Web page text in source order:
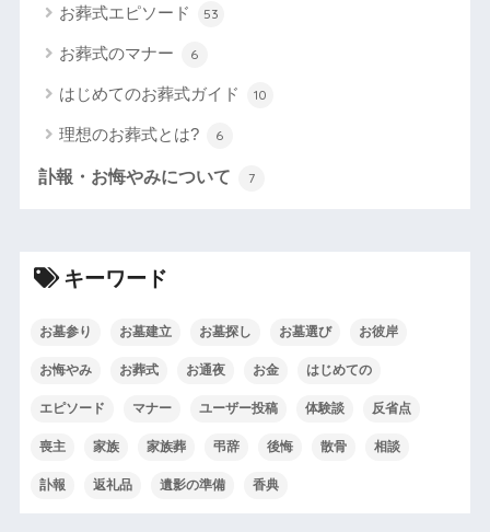
お葬式エピソード 53
お葬式のマナー 6
はじめてのお葬式ガイド 10
理想のお葬式とは? 6
訃報・お悔やみについて 7
キーワード
お墓参り お墓建立 お墓探し お墓選び お彼岸
お悔やみ お葬式 お通夜 お金 はじめての
エピソード マナー ユーザー投稿 体験談 反省点
喪主 家族 家族葬 弔辞 後悔 散骨 相談
訃報 返礼品 遺影の準備 香典